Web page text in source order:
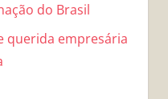
do Brasil
querida empresária